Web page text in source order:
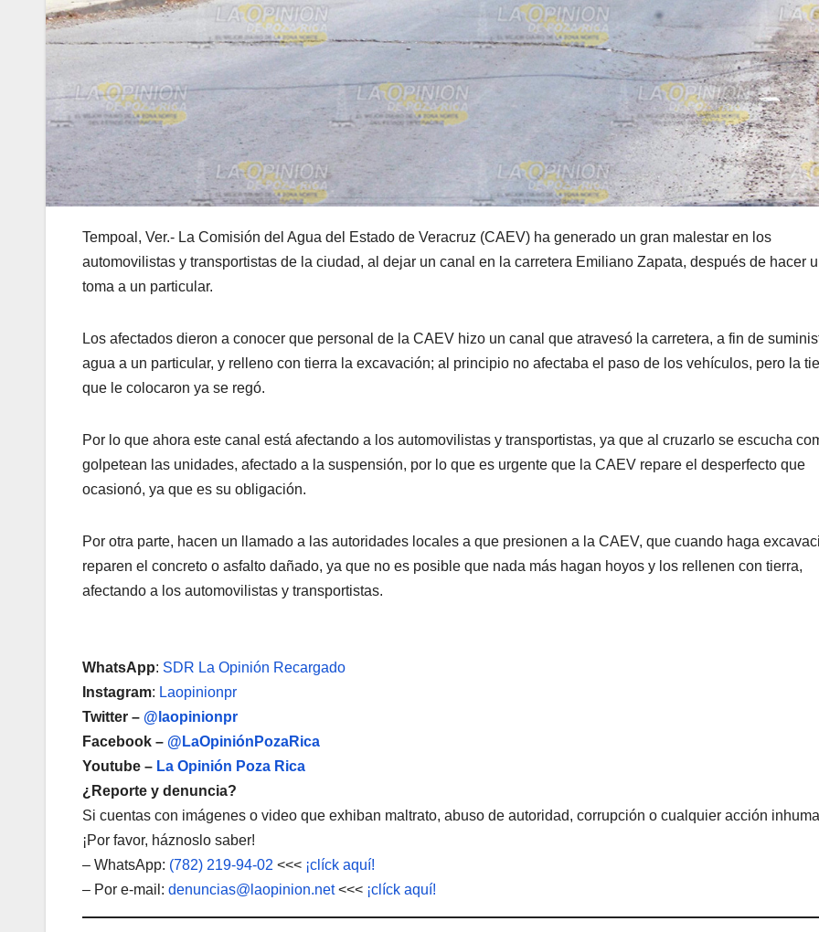
Tempoal, Ver.- La Comisión del Agua del Estado de Veracruz (CAEV) ha generado un gran malestar en los
automovilistas y transportistas de la ciudad, al dejar un canal en la carretera Emiliano Zapata, después de hacer
toma a un particular.
Los afectados dieron a conocer que personal de la CAEV hizo un canal que atravesó la carretera, a fin de
agua a un particular, y relleno con tierra la excavación; al principio no afectaba el paso de los vehículos, pero la
que le colocaron ya se regó.
Por lo que ahora este canal está afectando a los automovilistas y transportistas, ya que al cruzarlo se escucha
golpetean las unidades, afectado a la suspensión, por lo que es urgente que la CAEV repare el desperfecto que
ocasionó, ya que es su obligación.
Por otra parte, hacen un llamado a las autoridades locales a que presionen a la CAEV, que cuando haga
reparen el concreto o asfalto dañado, ya que no es posible que nada más hagan hoyos y los rellenen con tierra,
afectando a los automovilistas y transportistas.
WhatsApp: SDR La Opinión Recargado
Instagram: Laopinionpr
Twitter – @laopinionpr
Facebook – @LaOpiniónPozaRica
Youtube – La Opinión Poza Rica
¿Reporte y denuncia?
Si cuentas con imágenes o video que exhiban maltrato, abuso de autoridad, corrupción o cualquier acción
¡Por favor, háznoslo saber!
– WhatsApp: (782) 219-94-02 <<< ¡clíck aquí!
– Por e-mail: denuncias@laopinion.net<<< ¡clíck aquí!